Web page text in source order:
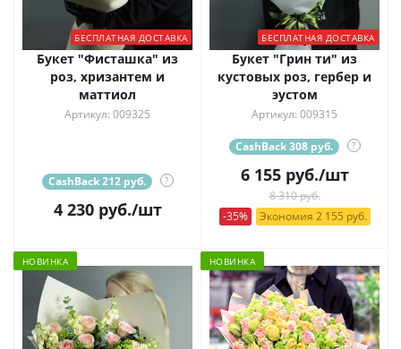
БЕСПЛАТНАЯ ДОСТАВКА
Букет "Фисташка" из
роз, хризантем и
маттиол
Артикул: 009325
CashBack 212 руб. ?
4 230руб./шт
БЕСПЛАТНАЯ ДОСТАВКА
Букет "Грин ти" из
кустовых роз, гербер и
эустом
Артикул: 009315
CashBack 308 руб. ?
6 155руб./шт
8 310 руб.
-35%
Экономия 2 155 руб.
НОВИНКА НОВИНКА